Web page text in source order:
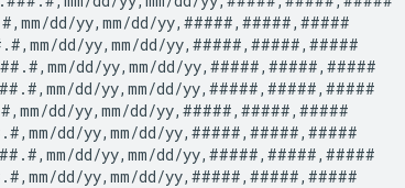
dd/yy,mm/dd/yy,#####,#####,#####
dd/yy,mm/dd/yy,#####,#####,#####
dd/yy,mm/dd/yy,#####,#####,#####
dd/yy,mm/dd/yy,#####,#####,#####
dd/yy,mm/dd/yy,#####,#####,#####
dd/yy,mm/dd/yy,#####,#####,#####
dd/yy,mm/dd/yy,#####,#####,#####
dd/yy,mm/dd/yy,#####,#####,#####